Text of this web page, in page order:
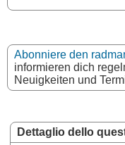
Dettaglio dello
Abonniere den
informieren dich
Neuigkeiten und